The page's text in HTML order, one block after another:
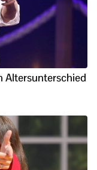
Altersunterschied